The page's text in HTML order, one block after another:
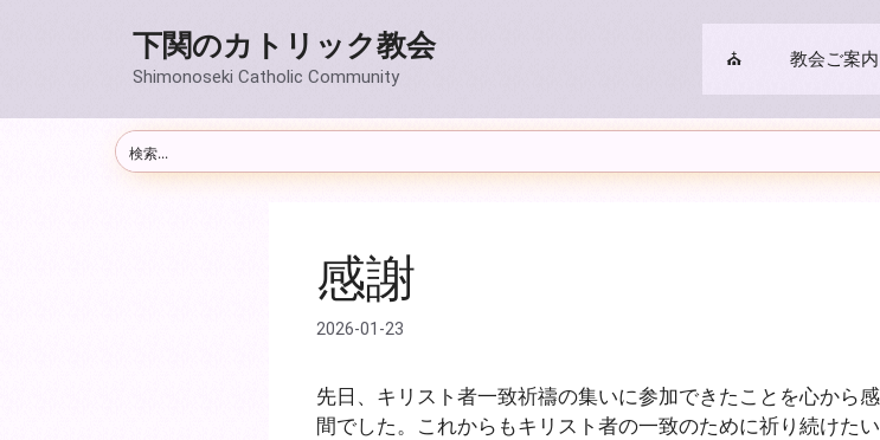
下関のカトリック教会
Shimonoseki Catholic Community
⛪ 教会ご案内
感謝
2026-01-23
先日、キリスト者一致祈禱の集いに参加できたことを心から
間でした。これからもキリスト者の一致のために祈り続けたい